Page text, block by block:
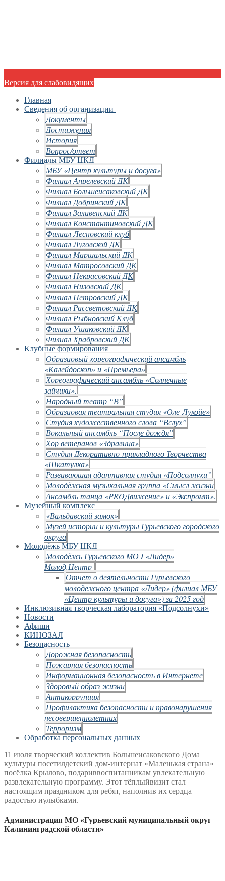
Версия для слабовидящих
Главная
Сведения об организации
Документы
Достижения
История
Вопрос/ответ
Филиалы МБУ ЦКД
МБУ «Центр культуры и досуга»
Филиал Апрелевский ДК
Филиал Большеисаковский ДК
Филиал Добринский ДК
Филиал Заливенский ДК
Филиал Константиновский ДК
Филиал Лесновский клуб
Филиал Луговской ДК
Филиал Маршальский ДК
Филиал Матросовский ДК
Филиал Некрасовский ДК
Филиал Низовский ДК
Филиал Петровский ДК
Филиал Рассветовский ДК
Филиал Рыбновский Клуб
Филиал Ушаковский ДК
Филиал Храбровский ДК
Клубные формирования
Образцовый хореографический ансамбль
«Калейдоскоп» и «Премьера»
Хореографический ансамбль «Солнечные
зайчики».
Народный театр “В”
Образцовая театральная студия «Оле-Лукойе»
Студия художественного слова “Вслух”
Вокальный ансамбль “После дождя”
Хор ветеранов «Здравица»
Студия Декоративно-прикладного Творчества
«Шкатулка»
Развивающая адаптивная студия «Подсолнухи”
Молодёжная музыкальная группа «Смысл жизни
Ансамбль танца «PROДвижение» и «Экспромт».
Музейный комплекс
«Вальдавский замок»
Музей истории и культуры Гурьевского городского
округа
Молодёжь МБУ ЦКД
Молодёжь Гурьевского МО I «Лидер»
Молод.Центр
Отчет о деятельности Гурьевского
молодежного центра «Лидер» (филиал МБУ
«Центр культуры и досуга») за 2025 год
Инклюзивная творческая лаборатория «Подсолнухи»
Новости
Афиши
КИНОЗАЛ
Безопасность
Дорожная безопасность
Пожарная безопасность
Информационная безопасность в Интернете
Здоровый образ жизни
Антикоррупция
Профилактика безопасности и правонарушения
несовершеннолетних
Терроризм
Обработка персональных данных
11 июля творческий коллектив Большеисаковского Дома
культуры посетилдетский дом-интернат «Маленькая страна»
посёлка Крылово, подариввоспитанникам увлекательную
развлекательную программу. Этот тёплыйвизит стал
настоящим праздником для ребят, наполнив их сердца
радостью иулыбками.
Администрация МО «Гурьевский муниципальный округ
Калининградской области»